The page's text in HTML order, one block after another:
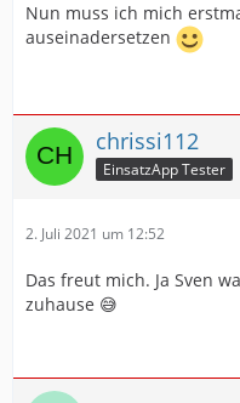
Nun muss ich mich
auseinadersetzen
chrissi112
EinsatzApp Tester
2. Juli 2021 um 12:52
Das freut mich. Ja Sven
zuhause 😅